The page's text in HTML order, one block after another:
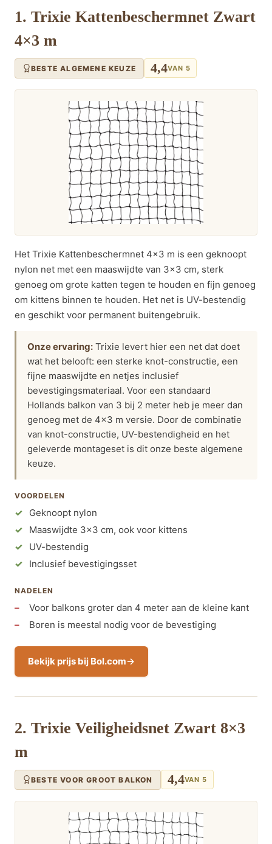
1. Trixie Kattenbeschermnet Zwart
4×3 m
BESTE ALGEMENE KEUZE 4,4VAN 5
Het Trixie Kattenbeschermnet 4×3 m is een geknoopt
nylon net met een maaswijdte van 3×3 cm, sterk
genoeg om grote katten tegen te houden en fijn genoeg
om kittens binnen te houden. Het net is UV-bestendig
en geschikt voor permanent buitengebruik.
Onze ervaring: Trixie levert hier een net dat doet
wat het belooft: een sterke knot-constructie, een
fijne maaswijdte en netjes inclusief
bevestigingsmateriaal. Voor een standaard
Hollands balkon van 3 bij 2 meter heb je meer dan
genoeg met de 4×3 m versie. Door de combinatie
van knot-constructie, UV-bestendigheid en het
geleverde montageset is dit onze beste algemene
keuze.
VOORDELEN
Geknoopt nylon
Maaswijdte 3×3 cm, ook voor kittens
UV-bestendig
Inclusief bevestigingsset
NADELEN
Voor balkons groter dan 4 meter aan de kleine kant
Boren is meestal nodig voor de bevestiging
Bekijk prijs bij Bol.com
2. Trixie Veiligheidsnet Zwart 8×3
m
BESTE VOOR GROOT BALKON 4,4VAN 5